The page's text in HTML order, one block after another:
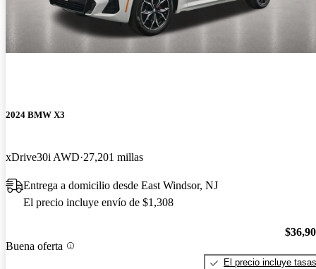
2024 BMW X3
xDrive30i AWD 27,201 millas
Entrega a domicilio desde East Windsor, NJ
El precio incluye envío de $1,308
Buena oferta
El precio incluye tasas